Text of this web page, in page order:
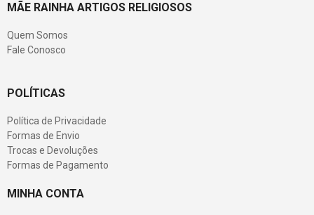
MÃE RAINHA ARTIGOS RELIGIOSOS
Quem Somos
Fale Conosco
POLÍTICAS
Política de Privacidade
Formas de Envio
Trocas e Devoluções
Formas de Pagamento
MINHA CONTA